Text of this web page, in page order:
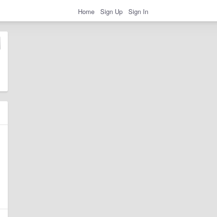
Home Sign Up Sign In